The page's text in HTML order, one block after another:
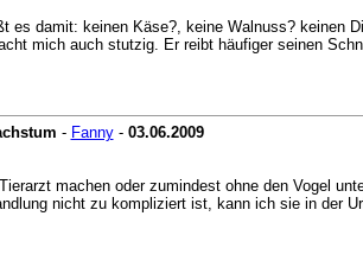
es damit: keinen Käse?, keine Walnuss? keinen
mich auch stutzig. Er reibt häufiger seinen
- Fanny- 03.06.2009
machen oder zumindest ohne den Vogel
nicht zu kompliziert ist, kann ich sie in der